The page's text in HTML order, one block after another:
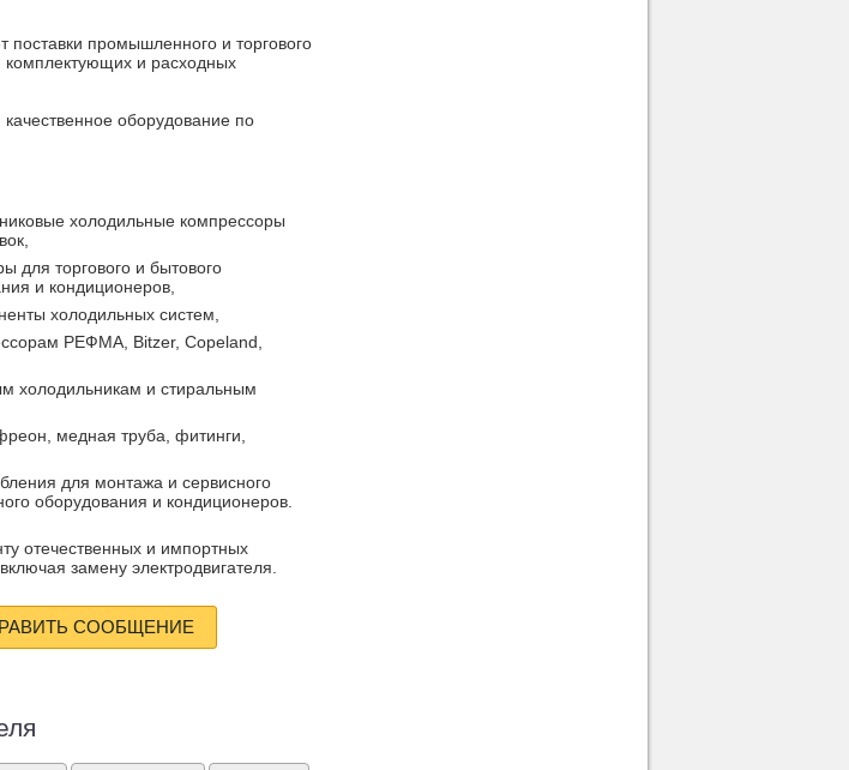
промышленного и торгового
комплектующих и расходных
оборудование по
холодильные компрессоры
для торгового и бытового
и кондиционеров,
холодильных систем,
РЕФМА, Bitzer, Copeland,
холодильникам и стиральным
медная труба, фитинги,
для монтажа и сервисного
оборудования и кондиционеров.
отечественных и импортных
замену электродвигателя.
СООБЩЕНИЕ